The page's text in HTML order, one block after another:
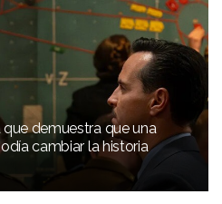
que demuestra que una
cambiar la historia